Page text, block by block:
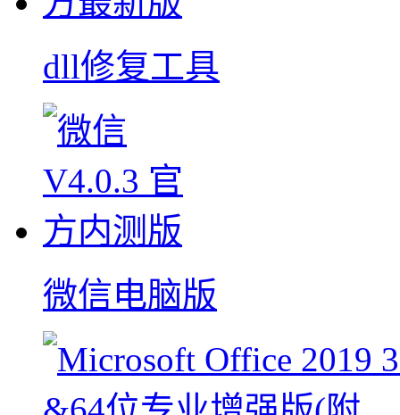
dll修复工具
微信电脑版